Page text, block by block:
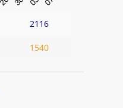
2116
1540